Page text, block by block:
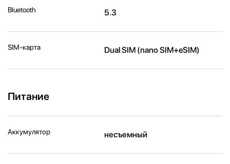
Bluetooth 5.3
SIM-карта Dual SIM (nano SIM+eSIM)
Питание
Аккумулятор несъемный